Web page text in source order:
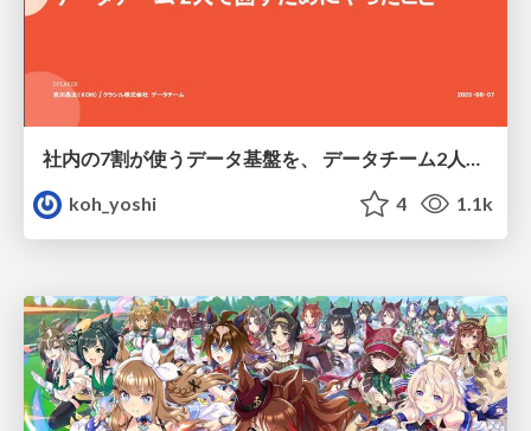
社内の7割が使うデータ基盤を、 データチーム2人で回すためにやったこと
koh_yoshi
4 1.1k